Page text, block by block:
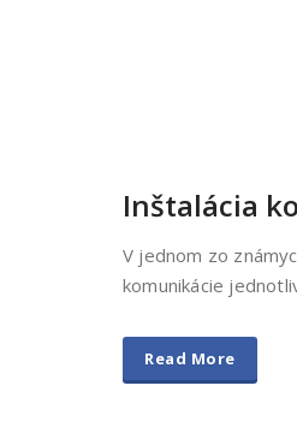
Inštalácia
V jednom zo
komunikácie
Read More